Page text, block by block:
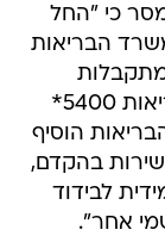
כי "החל
הבריאות
פניות רבות בנושא זה במוקד קול הבריאות 5400*
הוסיף
בהקדם,
לבידוד
אחר".